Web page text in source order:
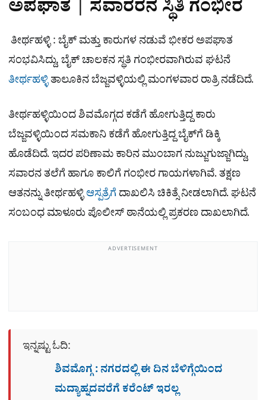
ಅಪಘಾತ | ಸವಾರರನ ಸ್ಥಿತಿ ಗಂಭೀರ
ತೀರ್ಥಹಳ್ಳಿ : ಬೈಕ್​ ಮತ್ತು ಕಾರುಗಳ ನಡುವೆ ಭೀಕರ ಅಪಘಾತ
ಸಂಭವಿಸಿದ್ದು, ಬೈಕ್​ ಚಾಲಕನ ಸ್ಥತಿ ಗಂಭೀರವಾಗಿರುವ ಘಟನೆ
ತೀರ್ಥಹಳ್ಳಿತಾಲೂಕಿನ ಬೆಜ್ಜವಳ್ಳಿಯಲ್ಲಿ ಮಂಗಳವಾರ ರಾತ್ರಿ ನಡೆದಿದೆ.
ತೀರ್ಥಹಳ್ಳಿಯಿಂದ ಶಿವಮೊಗ್ಗದ ಕಡೆಗೆ ಹೋಗುತ್ತಿದ್ದ ಕಾರು
ಬೆಜ್ಜವಳ್ಳಿಯಿಂದ ಸಮಕಾನಿ ಕಡೆಗೆ ಹೋಗುತ್ತಿದ್ದ ಬೈಕ್​ಗೆ ಡಿಕ್ಕಿ
ಹೊಡೆದಿದೆ. ಇದರ ಪರಿಣಾಮ ಕಾರಿನ ಮುಂಬಾಗ ನುಜ್ಜುಗುಜ್ಜಾಗಿದ್ದು,​
ಸವಾರನ ತಲೆಗೆ ಹಾಗೂ ಕಾಲಿಗೆ ಗಂಭೀರ ಗಾಯಗಳಾಗಿವೆ. ತಕ್ಷಣ
ಆತನನ್ನು ತೀರ್ಥಹಳ್ಳಿಆಸ್ಪತ್ರೆಗೆದಾಖಲಿಸಿ ಚಿಕಿತ್ಸೆ ನೀಡಲಾಗಿದೆ. ಘಟನೆ
ಸಂಬಂಧ ಮಾಳೂರು ಪೊಲೀಸ್​ ಠಾನೆಯಲ್ಲಿ ಪ್ರಕರಣ ದಾಖಲಾಗಿದೆ.
ADVERTISEMENT
ಇನ್ನಷ್ಟು ಓದಿ:
ಶಿವಮೊಗ್ಗ : ನಗರದಲ್ಲಿ ಈ ದಿನ ಬೆಳಿಗ್ಗೆಯಿಂದ
ಮದ್ಯಾಹ್ನದವರೆಗೆ ಕರೆಂಟ್​ ಇರಲ್ಲ